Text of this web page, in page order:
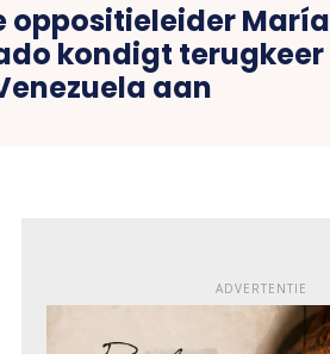
oppositieleider María
kondigt terugkeer
aan